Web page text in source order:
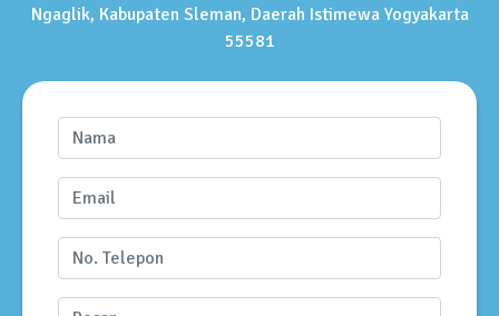
Ngaglik, Kabupaten Sleman, Daerah Istimewa Yogyakarta
55581